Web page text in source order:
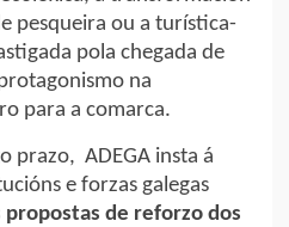
pesqueira ou a turística-
pola chegada de
na
para a comarca.
prazo, ADEGA insta á
e forzas galegas
propostas de reforzo dos